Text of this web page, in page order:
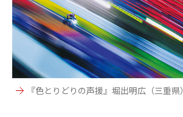
『色とりどりの声援』堀出明広（三重県）